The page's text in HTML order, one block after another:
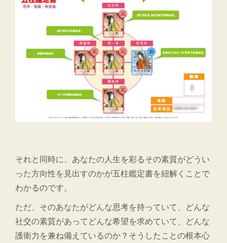
それと同時に、あなたの人生を彩るその素質がどうい
った方向性を見出すのかが五柱鑑定書を紐解くことで
わかるのです。
ただ、そのあなたがどんな思考を持っていて、どんな
社交の素質があってどんな希望を求めていて、どんな
護衛力を兼ね備えているのか？そうしたことの根本心